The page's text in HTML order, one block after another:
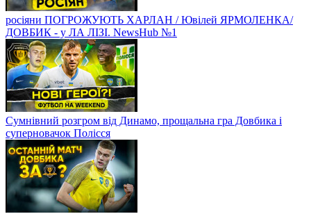
росіяни ПОГРОЖУЮТЬ ХАРЛАН / Ювілей ЯРМОЛЕНКА/
ДОВБИК - у ЛА ЛІЗІ. NewsHub №1
Сумнівний розгром від Динамо, прощальна гра Довбика і
суперновачок Полісся